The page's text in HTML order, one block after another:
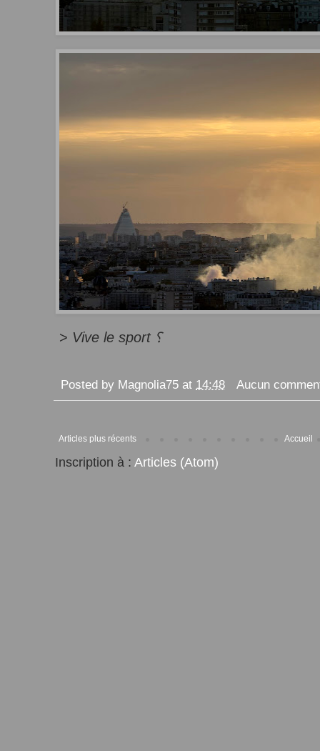
> Vive le sport ⸮
Posted by Magnolia75 at 14:48 Aucun
Articles plus récents Accueil
Inscription à : Articles (Atom)